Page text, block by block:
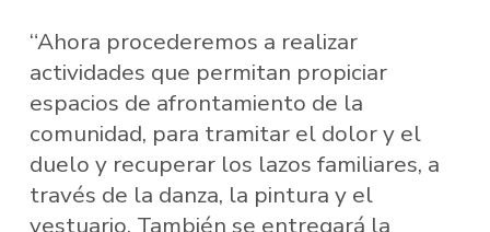
“Ahora procederemos a realizar
actividades que permitan propiciar
espacios de afrontamiento de la
comunidad, para tramitar el dolor y el
duelo y recuperar los lazos familiares, a
través de la danza, la pintura y el
vestuario. También se entregará la